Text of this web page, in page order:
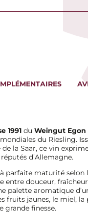
1991du Weingut Egon
du Riesling.
la Saar, ce vin
d’Allemagne.
parfaite maturité selon
entre douceur,
palette aromatique
fruits jaunes, le miel,
grande finesse.